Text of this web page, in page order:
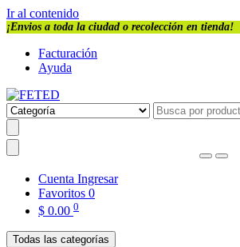
Ir al contenido
¡Envios a toda la ciudad o recolección en tienda!
Facturación
Ayuda
Cuenta Ingresar
Favoritos 0
$ 0.00 0
Todas las categorías